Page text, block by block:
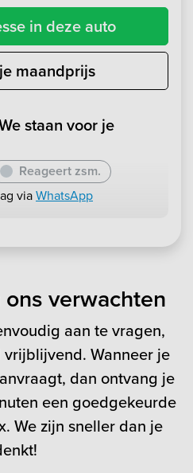
in deze auto
maandprijs
staan voor je
Reageert zsm.
viaWhatsApp
verwachten
aan te vragen,
Wanneer je
dan ontvang je
een goedgekeurde
We zijn sneller dan je